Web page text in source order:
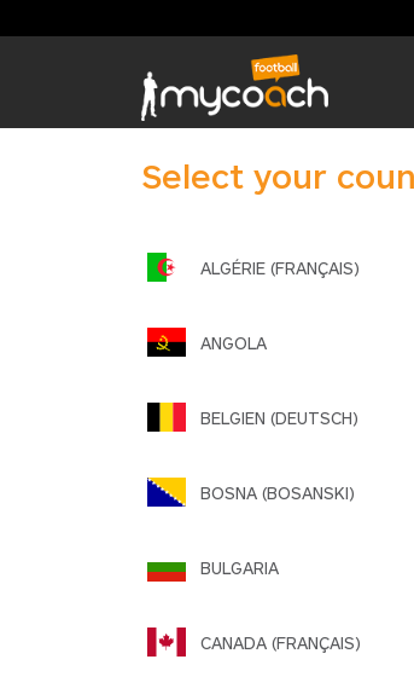
Select your
ALGÉRIE (FRANÇAIS)
ANGOLA
BELGIEN (DEUTSCH)
BOSNA (BOSANSKI)
BULGARIA
CANADA (FRANÇAIS)